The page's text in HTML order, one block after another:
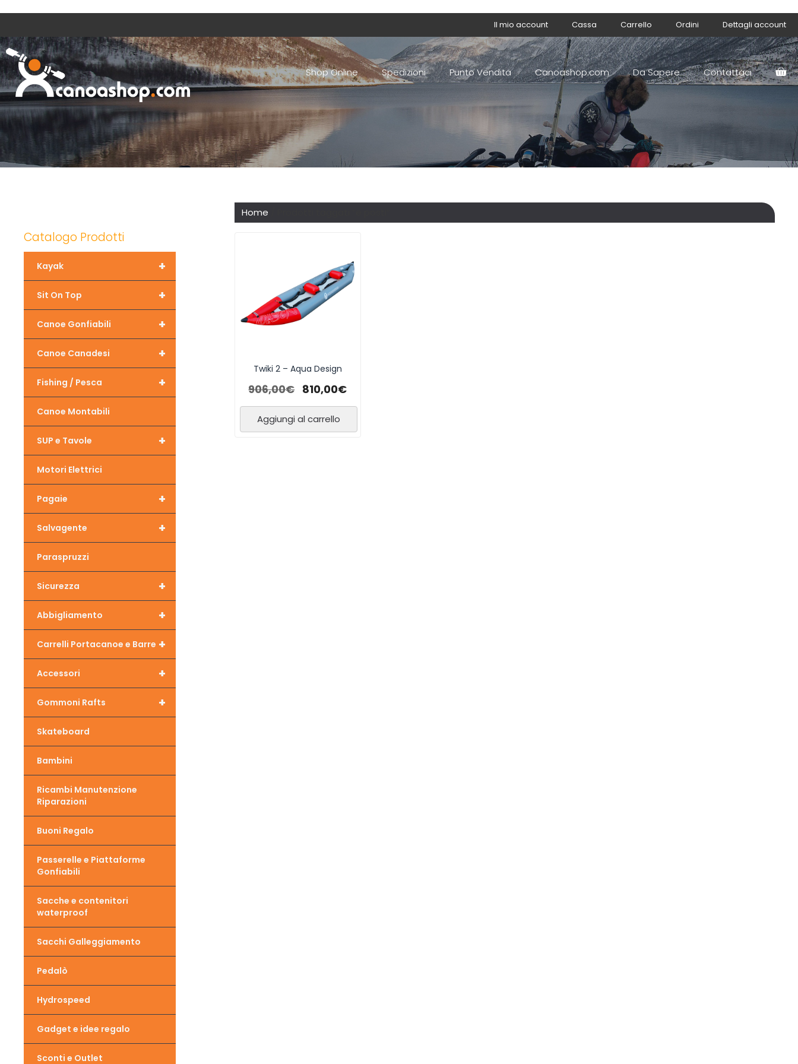
Il mio account Cassa Carrello Ordini Dettagli account
Shop Online Spedizioni Punto Vendita Canoashop.com Da Sapere Contattaci
Home
Twiki 2 – Aqua Design
906,00€ 810,00€
Aggiungi al carrello
Catalogo Prodotti
+
Kayak
+
Sit On Top
+
Canoe Gonfiabili
+
Canoe Canadesi
+
Fishing / Pesca
Canoe Montabili
+
SUP e Tavole
Motori Elettrici
+
Pagaie
+
Salvagente
Paraspruzzi
+
Sicurezza
+
Abbigliamento
+
Carrelli Portacanoe e Barre
+
Accessori
+
Gommoni Rafts
Skateboard
Bambini
Ricambi Manutenzione
Riparazioni
Buoni Regalo
Passerelle e Piattaforme
Gonfiabili
Sacche e contenitori
waterproof
Sacchi Galleggiamento
Pedalò
Hydrospeed
Gadget e idee regalo
Sconti e Outlet